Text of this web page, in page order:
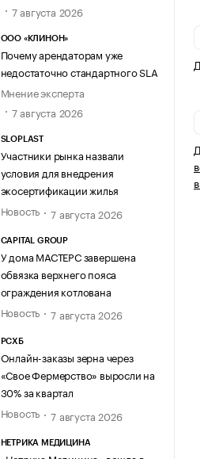
7 августа 2026
ООО «КЛИНОН»
Почему арендаторам уже
недостаточно стандартного SLA
Мнение эксперта
7 августа 2026
SLOPLAST
Участники рынка назвали
условия для внедрения
экосертификации жилья
Новость
7 августа 2026
CAPITAL GROUP
У дома МАСТЕРС завершена
обвязка верхнего пояса
ограждения котлована
Новость
7 августа 2026
РСХБ
Онлайн-заказы зерна через
«Свое Фермерство» выросли на
30% за квартал
Новость
7 августа 2026
НЕТРИКА МЕДИЦИНА